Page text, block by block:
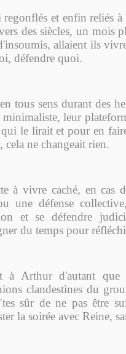
et enfin reliés à
des siècles, un mois
allaient ils
défendre quoi.
tous sens durant des
leur
le lirait et pour en
cela ne changeait rien.
à vivre caché, en cas
une défense
et se défendre
du temps pour
à Arthur d'autant que
clandestines du
sûr de ne pas être
la soirée avec Reine,